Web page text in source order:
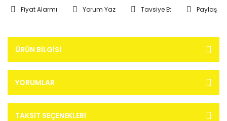
Fiyat Alarmı Yorum Yaz Tavsiye Et Paylaş
ÜRÜN BILGISI
YORUMLAR
TAKSIT SEÇENEKLERI